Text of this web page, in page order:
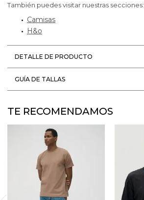
También puedes visitar nuestras secciones:
Camisas
H&o
DETALLE DE PRODUCTO
GUÍA DE TALLAS
TE RECOMENDAMOS